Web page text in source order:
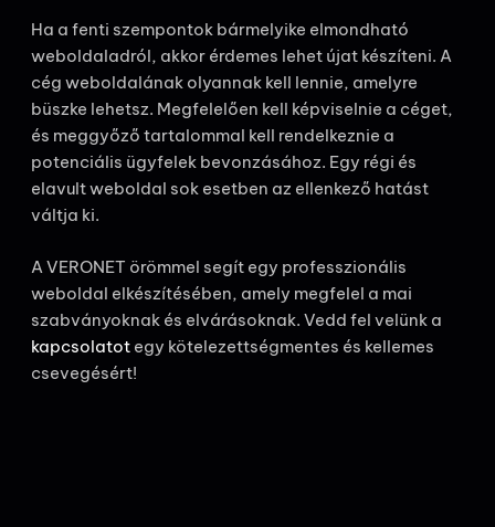
Ha a fenti szempontok bármelyike ​​elmondható
weboldaladról, akkor érdemes lehet újat készíteni. A
cég weboldalának olyannak kell lennie, amelyre
büszke lehetsz. Megfelelően kell képviselnie a céget,
és meggyőző tartalommal kell rendelkeznie a
potenciális ügyfelek bevonzásához. Egy régi és
elavult weboldal sok esetben az ellenkező hatást
váltja ki.
A VERONET örömmel segít egy professzionális
weboldal elkészítésében, amely megfelel a mai
szabványoknak és elvárásoknak. Vedd fel velünk a
kapcsolatot egy kötelezettségmentes és kellemes
csevegésért!